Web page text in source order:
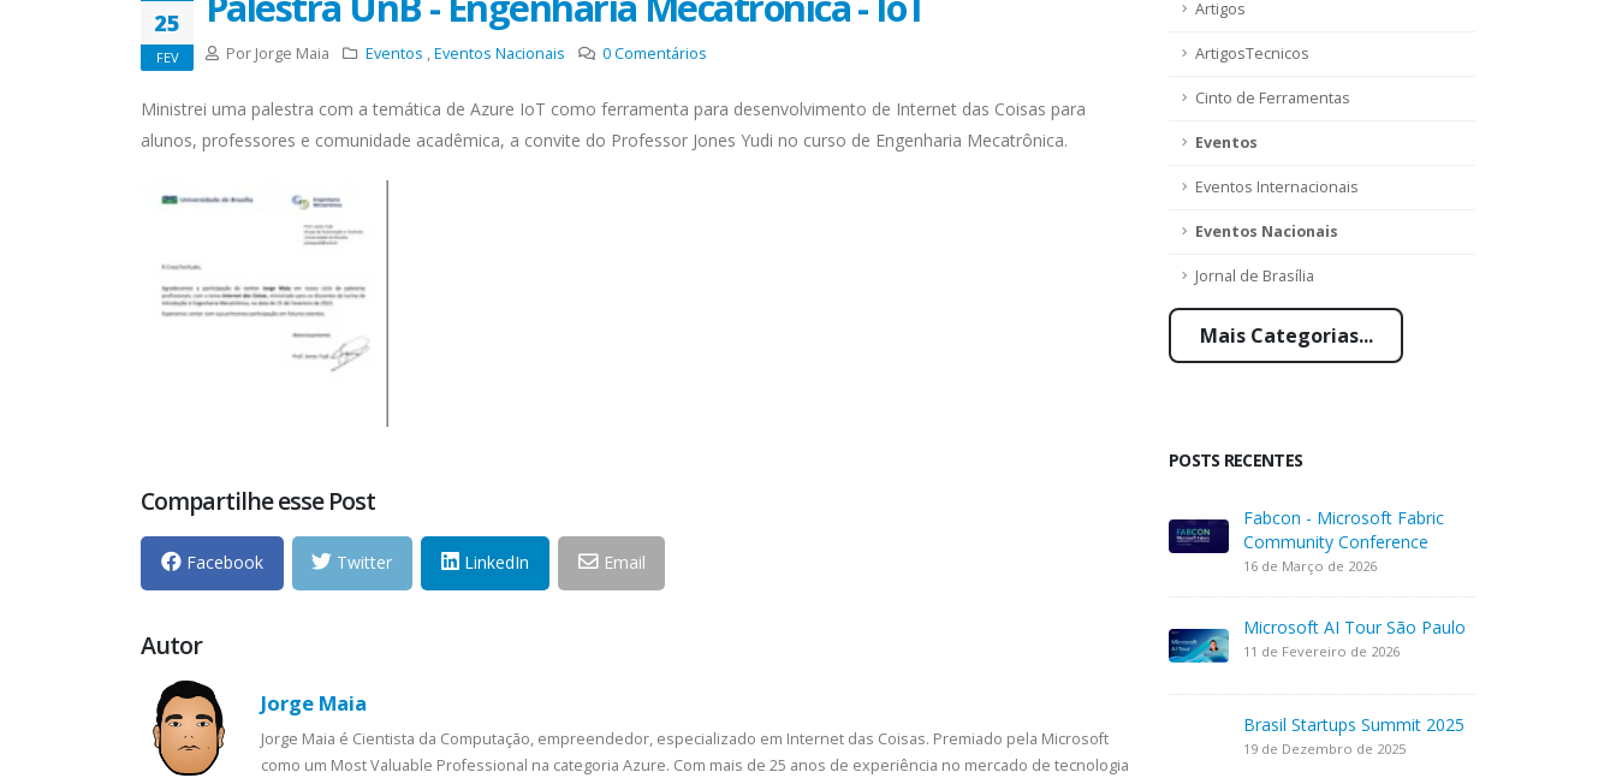
Artigos
ArtigosTecnicos
Cinto de Ferramentas
Eventos
Eventos Internacionais
Eventos Nacionais
Jornal de Brasília
Mais Categorias...
POSTS RECENTES
Fabcon - Microsoft Fabric
Community Conference
16 de Março de 2026
Microsoft AI Tour São Paulo
11 de Fevereiro de 2026
Brasil Startups Summit 2025
19 de Dezembro de 2025
25
FEV Por Jorge Maia Eventos ,Eventos Nacionais 0Comentários
Ministrei uma palestra com a temática de Azure IoT como ferramenta para desenvolvimento de Internet das Coisas para
alunos, professores e comunidade acadêmica, a convite do Professor Jones Yudi no curso de Engenharia Mecatrônica.
Compartilhe esse Post
Facebook Twitter LinkedIn Email
Autor
Jorge Maia
Jorge Maia é Cientista da Computação, empreendedor, especializado em Internet das Coisas. Premiado pela Microsoft
como um Most Valuable Professional na categoria Azure. Com mais de 25 anos de experiência no mercado de tecnologia